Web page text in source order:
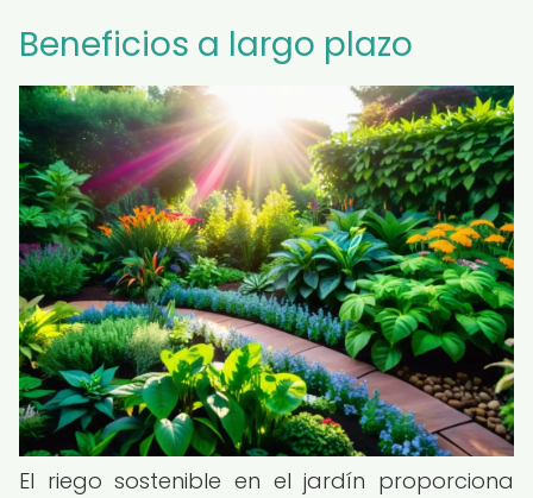
Beneficios a largo plazo
El riego sostenible en el jardín proporciona